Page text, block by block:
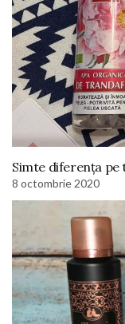
Simte diferența pe
8 octombrie 2020